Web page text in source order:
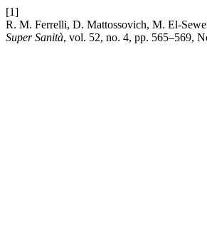
[1]
R. M. Ferrelli, D. Mattossovich, M. El-
Super Sanità, vol. 52, no. 4, pp. 565–569,